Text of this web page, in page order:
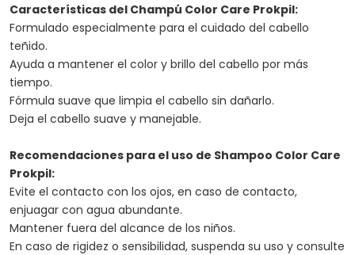
Características del Champú Color Care Prokpil:
Formulado especialmente para el cuidado del cabello
teñido.
Ayuda a mantener el color y brillo del cabello por más
tiempo.
Fórmula suave que limpia el cabello sin dañarlo.
Deja el cabello suave y manejable.
Recomendaciones para el uso de Shampoo Color Care
Prokpil:
Evite el contacto con los ojos, en caso de contacto,
enjuagar con agua abundante.
Mantener fuera del alcance de los niños.
En caso de rigidez o sensibilidad, suspenda su uso y consulte